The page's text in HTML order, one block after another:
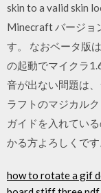
skin to a valid skin
Minecraft バージョ
す。 なおベータ版
の起動でマイクラ
音が出ない問題は
ラフトのマジカル
ガイドを入れてい
かる方よろしくです
how to rotate a gif